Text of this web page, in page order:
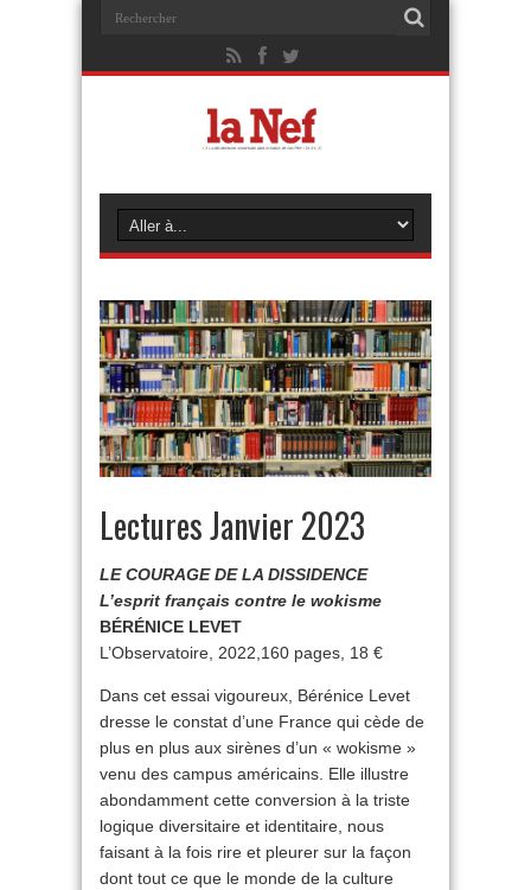
Lectures Janvier 2023
LE COURAGE DE LA DISSIDENCE
L’esprit français contre le wokisme
BÉRÉNICE LEVET
L’Observatoire, 2022,160 pages, 18 €
Dans cet essai vigoureux, Bérénice Levet
dresse le constat d’une France qui cède de
plus en plus aux sirènes d’un « wokisme »
venu des campus américains. Elle illustre
abondamment cette conversion à la triste
logique diversitaire et identitaire, nous
faisant à la fois rire et pleurer sur la façon
dont tout ce que le monde de la culture